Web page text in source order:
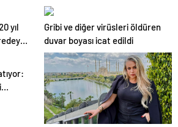
incelendi
yıl
Gribi ve diğer virüsleri öldüren
duvar boyası icat edildi